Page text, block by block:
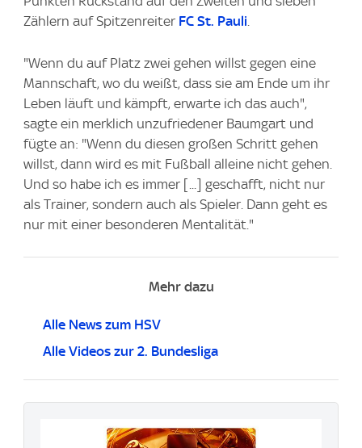
Zählern auf Spitzenreiter FC St. Pauli
"Wenn du auf Platz zwei gehen willst gegen eine
Mannschaft, wo du weißt, dass sie am Ende um ihr
Leben läuft und kämpft, erwarte ich das auch",
sagte ein merklich unzufriedener Baumgart und
fügte an: "Wenn du diesen großen Schritt gehen
willst, dann wird es mit Fußball alleine nicht gehen.
Und so habe ich es immer [...] geschafft, nicht nur
als Trainer, sondern auch als Spieler. Dann geht es
nur mit einer besonderen Mentalität."
Mehr dazu
Alle News zum HSV
Alle Videos zur 2. Bundesliga